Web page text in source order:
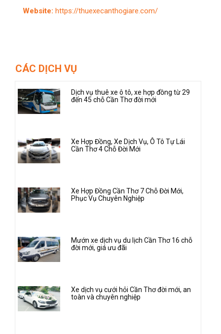
Website: https://thuexecanthogiare.com/
CÁC DỊCH VỤ
Dịch vụ thuê xe ô tô, xe hợp đồng từ 29
đến 45 chỗ Cần Thơ đời mới
Xe Hợp Đồng, Xe Dịch Vụ, Ô Tô Tự Lái
Cần Thơ 4 Chỗ Đời Mới
Xe Hợp Đồng Cần Thơ 7 Chỗ Đời Mới,
Phục Vụ Chuyên Nghiệp
Mướn xe dịch vụ du lịch Cần Thơ 16 chỗ
đời mới, giá ưu đãi
Xe dịch vụ cưới hỏi Cần Thơ đời mới, an
toàn và chuyên nghiệp